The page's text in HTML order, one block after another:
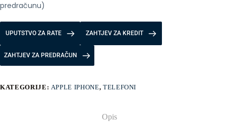
predračunu)
UPUTSTVO ZA RATE ZAHTJEV ZA KREDIT
ZAHTJEV ZA PREDRAČUN
KATEGORIJE: APPLE IPHONE, TELEFONI
Opis